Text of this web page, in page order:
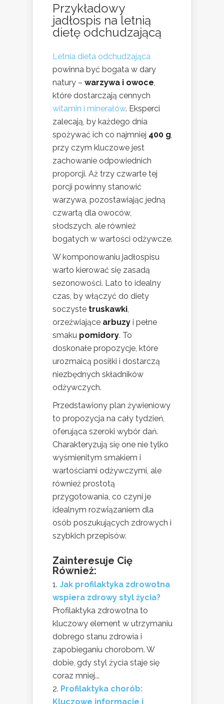
Przykładowy
jadłospis na letnią
dietę odchudzającą
Letnia dieta odchudzająca
powinna być bogata w dary
natury – warzywa i owoce
które dostarczają cennych
witamin i minerałów. Eksperci
zalecają, by każdego dnia
spożywać ich co najmniej 400 g
przy czym kluczowe jest
zachowanie odpowiednich
proporcji. Aż trzy czwarte tej
porcji powinny stanowić
warzywa, pozostawiając jedną
czwartą dla owoców,
słodszych, ale również
bogatych w wartości odżywcze.
W komponowaniu jadłospisu
warto kierować się zasadą
sezonowości. Lato to idealny
czas, by włączyć do diety
soczyste truskawki
orzeźwiające arbuzy i pełne
smaku pomidory. To
doskonałe propozycje, które
urozmaicą posiłki i dostarczą
niezbędnych składników
odżywczych.
Przedstawiony plan żywieniowy
to propozycja na cały tydzień,
oferująca szeroki wybór dań.
Charakteryzują się one nie tylko
wyśmienitym smakiem i
wartościami odżywczymi, ale
również prostotą
przygotowania, co czyni je
idealnym rozwiązaniem dla
osób poszukujących zdrowych i
szybkich przepisów.
Zainteresuje Cię
Również:
Jak profilaktyka zdrowotna
wspiera zdrowy styl życia?
Profilaktyka zdrowotna to
kluczowy element w utrzymaniu
dobrego stanu zdrowia i
zapobieganiu chorobom. W
dobie, gdy styl życia staje się
coraz mniej...
Profilaktyka chorób:
Kluczowe informacje i